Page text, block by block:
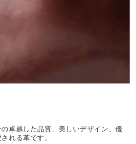
卓越した品質、美しいデザイン、優
れる革です。